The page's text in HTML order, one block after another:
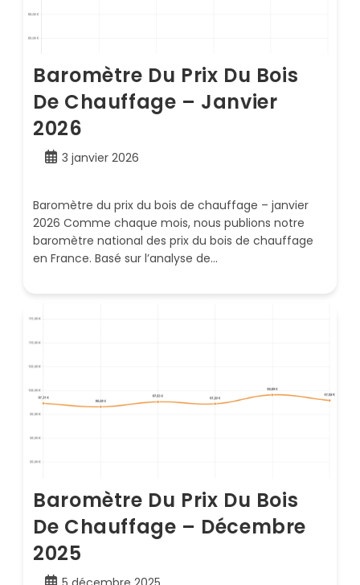
Baromètre Du Prix Du Bois
De Chauffage – Janvier
2026
Publication
3 janvier 2026
Baromètre du prix du bois de chauffage – janvier
2026 Comme chaque mois, nous publions notre
baromètre national des prix du bois de chauffage
en France. Basé sur l’analyse de…
Baromètre Du Prix Du Bois
De Chauffage – Décembre
2025